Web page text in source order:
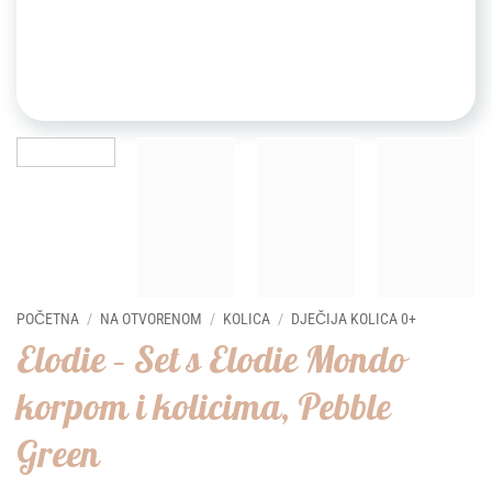
POČETNA / NA OTVORENOM / KOLICA / DJEČIJA KOLICA 0+
Elodie – Set s Elodie Mondo
korpom i kolicima, Pebble
Green